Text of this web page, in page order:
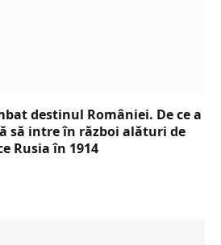
destinul României. De ce a
să intre în război alături de
Rusia în 1914